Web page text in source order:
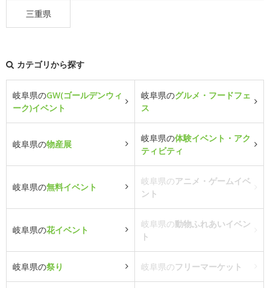
三重県
カテゴリから探す
岐阜県のGW(ゴールデンウィ
ーク)イベント
岐阜県のグルメ・フードフェ
ス
岐阜県の物産展
岐阜県の体験イベント・アク
ティビティ
岐阜県の無料イベント
岐阜県のアニメ・ゲームイベ
ント
岐阜県の花イベント
岐阜県の動物ふれあいイベン
ト
岐阜県の祭り 岐阜県のフリーマーケット